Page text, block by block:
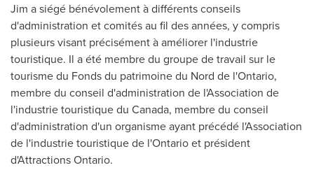
Jim a siégé bénévolement à différents conseils
d'administration et comités au fil des années, y compris
plusieurs visant précisément à améliorer l'industrie
touristique. Il a été membre du groupe de travail sur le
tourisme du Fonds du patrimoine du Nord de l'Ontario,
membre du conseil d'administration de l'Association de
l'industrie touristique du Canada, membre du conseil
d'administration d'un organisme ayant précédé l'Association
de l'industrie touristique de l'Ontarioet président
d'Attractions Ontario.